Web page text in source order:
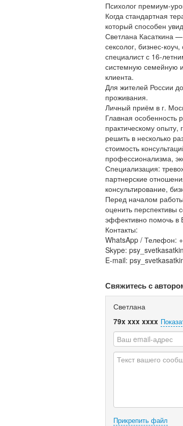
Психолог премиум-
Когда стандартная
который способен
Светлана Касаткина
сексолог, бизнес-
специалист с 16-
системную семейную
клиента.
Для жителей России
проживания.
Личный приём в г.
Главная
практическому опыту,
решить в несколько
стоимость
профессионализма,
Специализация:
партнерские
консультирование,
Перед началом
оценить перспективы
эффективно помочь в
Контакты:
WhatsApp / Телефон:
Skype:
E-mail:
Свяжитесь с
Светлана
79x xxx xxxx
Прикрепить файл